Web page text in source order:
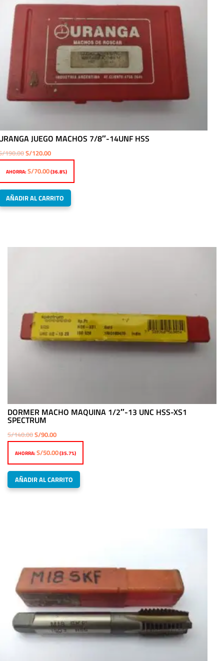
JUEGO MACHOS 7/8″-14UNF HSS
190.00El
era:
S/190.00.
S/120.00El
es:
S/120.00.
AHORRA:S/70.00(36.8%)
AÑADIR AL CARRITO
DORMER MACHO MAQUINA 1/2″-13 UNC HSS-XS1
SPECTRUM
S/140.00El
era:
S/140.00.
S/90.00El
es:
S/90.00.
AHORRA:S/50.00(35.7%)
AÑADIR AL CARRITO